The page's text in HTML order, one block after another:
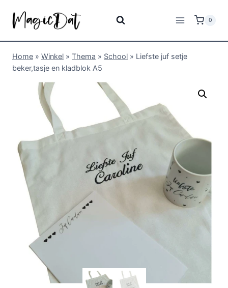
0
Home » Winkel » Thema » School » Liefste juf setje
beker,tasje en kladblok A5